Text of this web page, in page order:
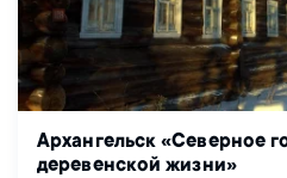
Архангельск «Северное
деревенской жизни»